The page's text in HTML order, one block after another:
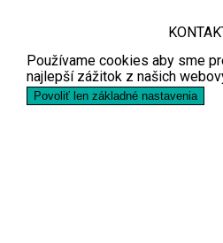
Používame cookies aby sme
najlepší zážitok z našich
Povoliť len základné nastavenia